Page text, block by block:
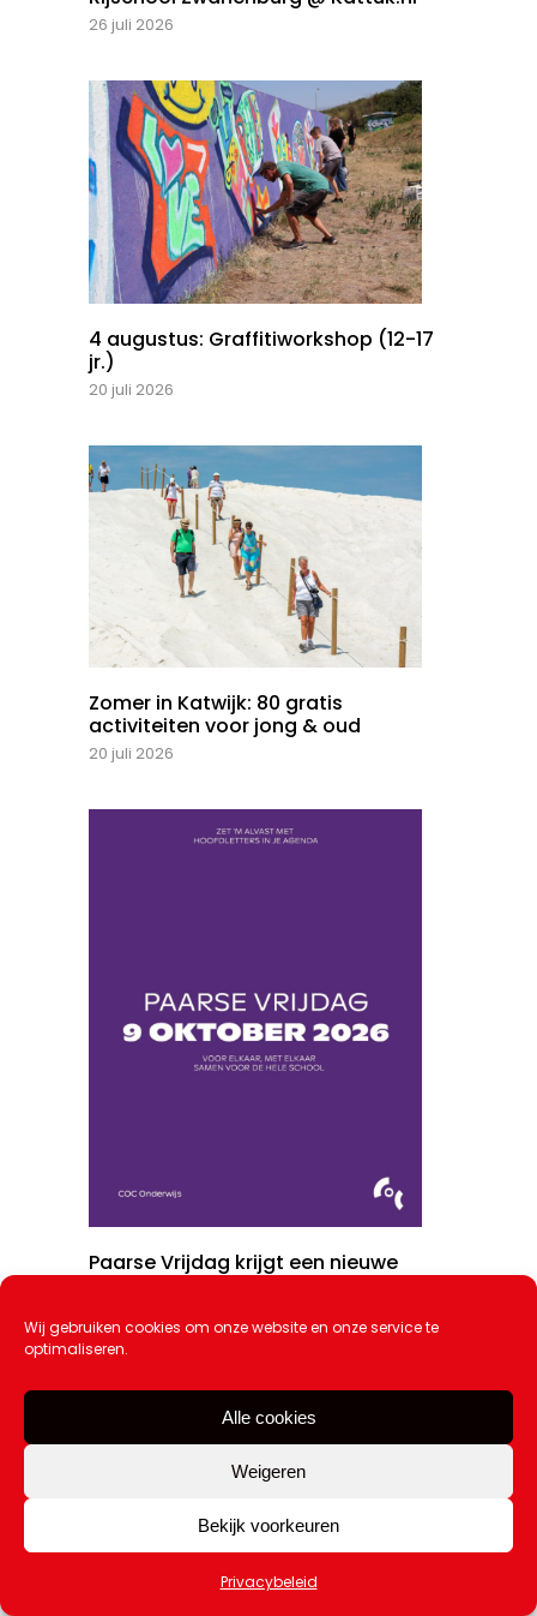
Wij gebruiken cookies om onze website en onze service te
optimaliseren.
Alle cookies
Weigeren
Bekijk voorkeuren
Privacybeleid
26 juli 2026
4 augustus: Graffitiworkshop (12-17
jr.)
20 juli 2026
Zomer in Katwijk: 80 gratis
activiteiten voor jong & oud
20 juli 2026
Paarse Vrijdag krijgt een nieuwe
datum